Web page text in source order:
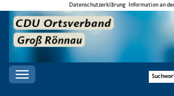
Datenschutzerklärung Information an
Toggle
navigation